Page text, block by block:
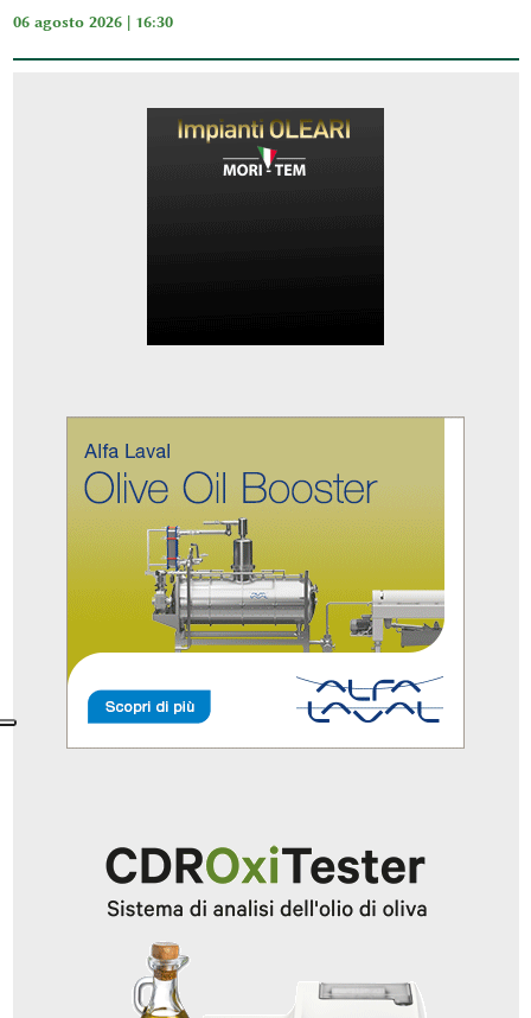
06 agosto 2026 | 16:30